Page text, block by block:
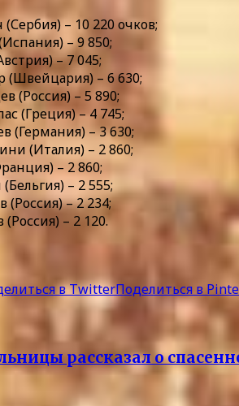
– 10 220 очков;
– 9 850;
– 7 045;
(Швейцария) – 6 630;
(Россия) – 5 890;
(Греция) – 4 745;
(Германия) – 3 630;
(Италия) – 2 860;
– 2 860;
– 2 555;
(Россия) – 2 234;
(Россия) – 2 120.
в TwitterПоделиться в
рассказал о